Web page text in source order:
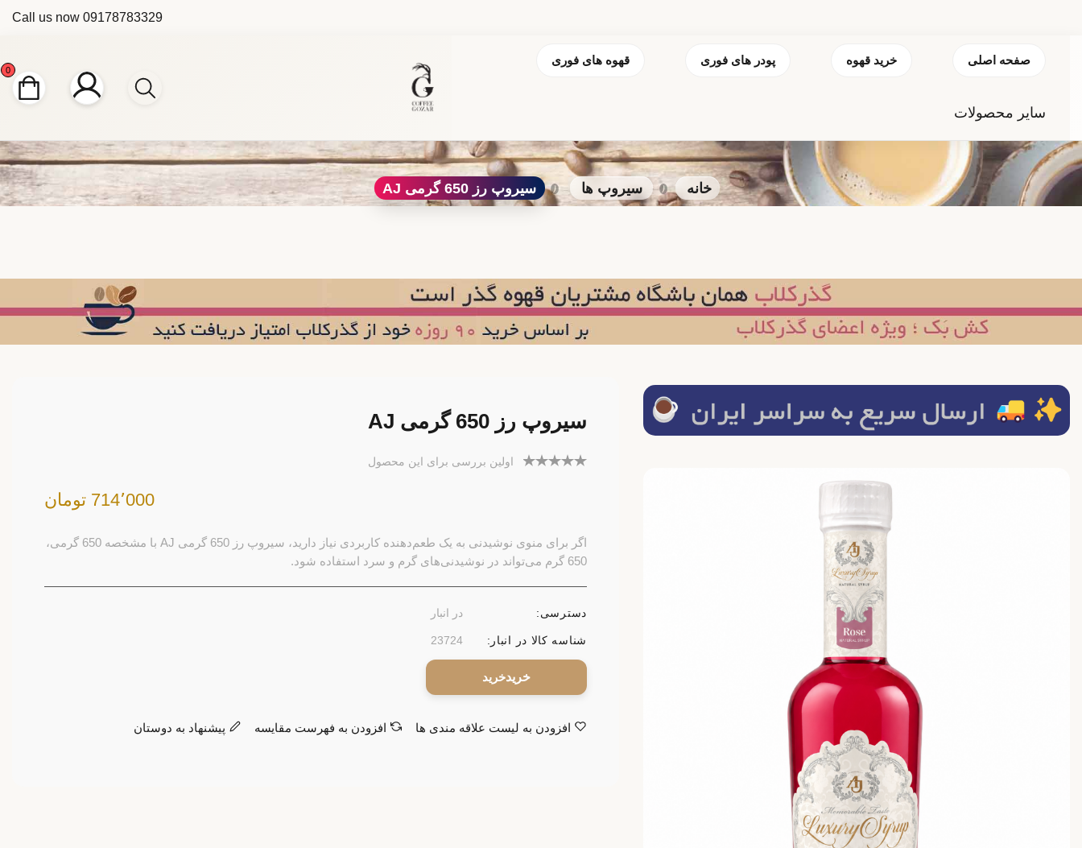
Call us now 09178783329
صفحه اصلی خرید قهوه پودر های فوری قهوه های فوری
سایر محصولات
0
خانه سیروپ ها سیروپ رز 650 گرمی AJ
سیروپ رز 650 گرمی AJ
اولین بررسی برای این محصول
714٬000 تومان
اگر برای منوی نوشیدنی به یک طعم‌دهنده کاربردی نیاز دارید، سیروپ رز 650 گرمی AJ با مشخصه 650 گرمی،
650 گرم می‌تواند در نوشیدنی‌های گرم و سرد استفاده شود.
دسترسی: در انبار
شناسه کالا در انبار: 23724
خرید
افزودن به لیست علاقه مندی ها افزودن به فهرست مقایسه پیشنهاد به دوستان